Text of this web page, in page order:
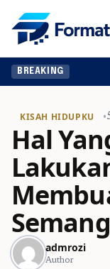
BREAKING
KISAH HIDUPKU •
Hal
admrozi
Author